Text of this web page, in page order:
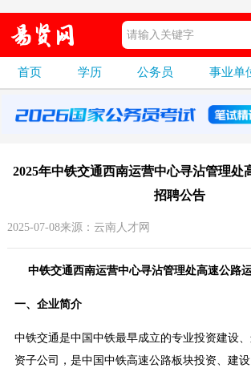
首页 学历 公务员 事业单
2025年中铁交通西南运营中心寻沾管理处
招聘公告
2025-07-08来源：云南人才网
中铁交通西南运营中心寻沾管理处高速公路
一、企业简介
中铁交通是中国中铁最早成立的专业投资建设
资子公司，是中国中铁高速公路板块投资、建